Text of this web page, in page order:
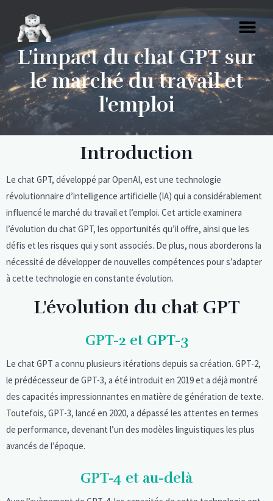
L'impact du chat GPT sur
le marché du travail et
l'emploi
Introduction
Le chat GPT, développé par OpenAI, est une technologie
révolutionnaire d’intelligence artificielle (IA) qui a considérablement
influencé le marché du travail et l’emploi. Cet article examinera
l’évolution du chat GPT, les opportunités qu’il offre, ainsi que les
défis et les risques qui y sont associés. De plus, nous aborderons la
nécessité de développer de nouvelles compétences pour s’adapter
à cette technologie en constante évolution.
L'évolution du chat GPT
GPT-2 et GPT-3
Le chat GPT a connu plusieurs itérations depuis sa création. GPT-2,
le prédécesseur de GPT-3, a été introduit en 2019 et a déjà montré
des capacités impressionnantes en matière de génération de texte.
Toutefois, GPT-3, lancé en 2020, a dépassé les attentes en termes
de performance, devenant l’un des modèles linguistiques les plus
avancés de l’époque.
GPT-4 et au-delà